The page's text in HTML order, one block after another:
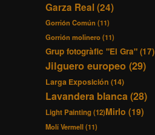
Garza Real(24)
Gorrión Común (11)
Gorrión molinero(11)
Grup fotogràfic "El Gra" (17)
Jilguero europeo (29)
Larga Exposición (14)
Lavandera blanca(28)
Light Painting(12)Mirlo (19)
Molí Vermell(11)